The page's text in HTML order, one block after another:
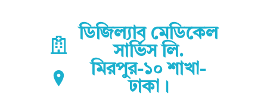
ডিজিল্যাব মেডিকেল
সার্ভিস লি.
মিরপুর-১০ শাখা-
ঢাকা।